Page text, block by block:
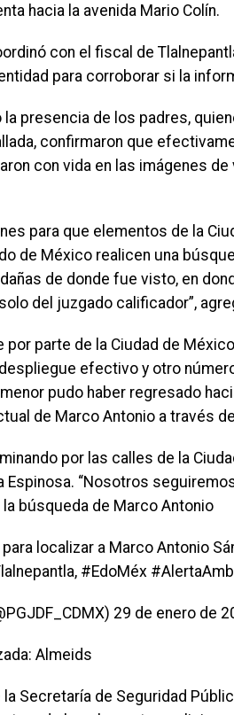
hacia la avenida Mario Colín.
con el fiscal de
para corroborar si la
presencia de los padres,
confirmaron que
con vida en las imágenes de
para que elementos de la
de México realicen una
de donde fue visto, en
del juzgado calificador”,
por parte de la Ciudad de
efectivo y otro
pudo haber regresado
de Marco Antonio a través
por las calles de la
Espinosa. “Nosotros
búsqueda de Marco Antonio
localizar a Marco Antonio
#EdoMéx
29 de enero de
Almeids
Secretaría de Seguridad